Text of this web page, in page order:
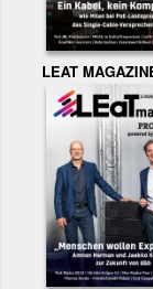
LEAT